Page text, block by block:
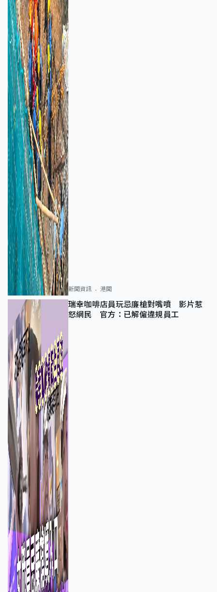
新聞資訊 港聞
瑞幸咖啡店員玩忌廉槍對嘴噴 影片惹
怒網民 官方：已解僱違規員工